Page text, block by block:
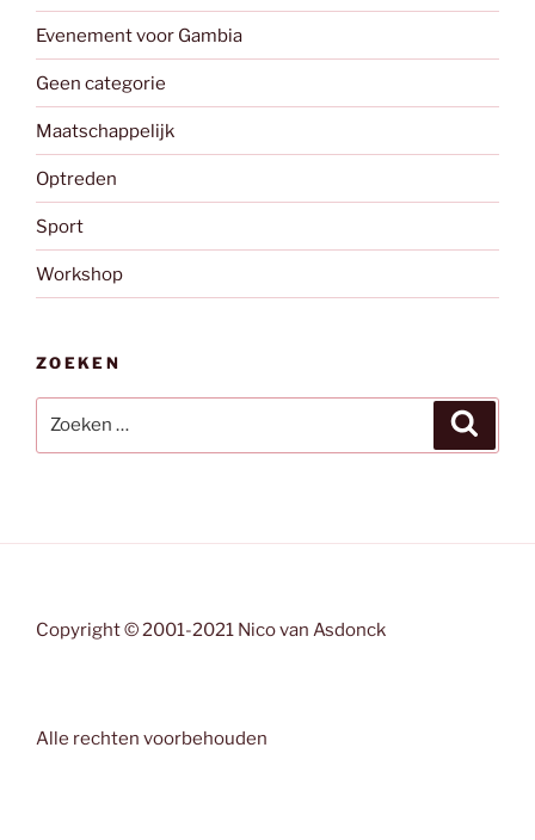
Evenement voor Gambia
Geen categorie
Maatschappelijk
Optreden
Sport
Workshop
ZOEKEN
naar:
Copyright © 2001-2021 Nico van Asdonck
Alle rechten voorbehouden